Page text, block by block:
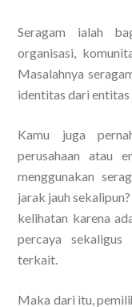
Seragam ialah
organisasi,
Masalahnya
identitas dari entitas
Kamu juga
perusahaan atau
menggunakan
jarak jauh
kelihatan karena
percaya
terkait.
Maka dari itu,